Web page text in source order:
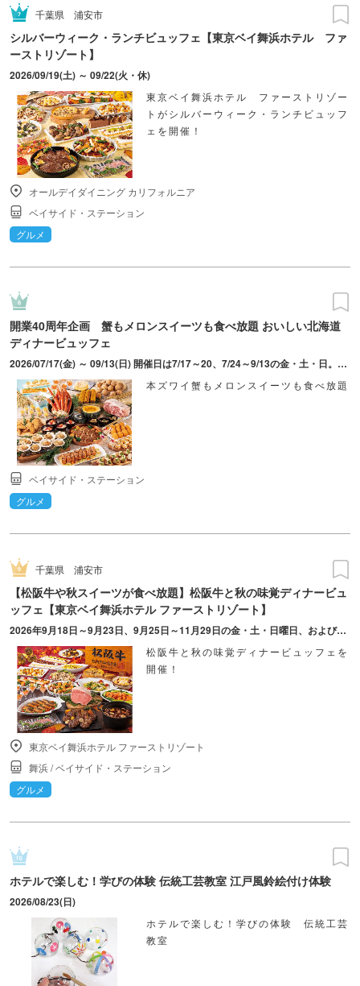
千葉県 浦安市
シルバーウィーク・ランチビュッフェ【東京ベイ舞浜ホテル ファ
ーストリゾート】
2026/09/19(土) ～ 09/22(火・休)
東京ベイ舞浜ホテル ファーストリゾー
トがシルバーウィーク・ランチビュッフ
ェを開催！
オールデイダイニング カリフォルニア
ベイサイド・ステーション
グルメ
開業40周年企画 蟹もメロンスイーツも食べ放題 おいしい北海道
ディナービュッフェ
2026/07/17(金) ～ 09/13(日) 開催日は7/17～20、7/24～9/13の金・土・日。入店時間は1回目17：00～、2回目19：00～。各100分制。
本ズワイ蟹もメロンスイーツも食べ放題
ベイサイド・ステーション
グルメ
千葉県 浦安市
【松阪牛や秋スイーツが食べ放題】松阪牛と秋の味覚ディナービュ
ッフェ【東京ベイ舞浜ホテル ファーストリゾート】
2026年9月18日～9月23日、9月25日～11月29日の金・土・日曜日、および連休の月曜日（10月12日・11月23日）
松阪牛と秋の味覚ディナービュッフェを
開催！
東京ベイ舞浜ホテル ファーストリゾート
舞浜/ベイサイド・ステーション
グルメ
ホテルで楽しむ！学びの体験 伝統工芸教室 江戸風鈴絵付け体験
2026/08/23(日)
ホテルで楽しむ！学びの体験 伝統工芸
教室